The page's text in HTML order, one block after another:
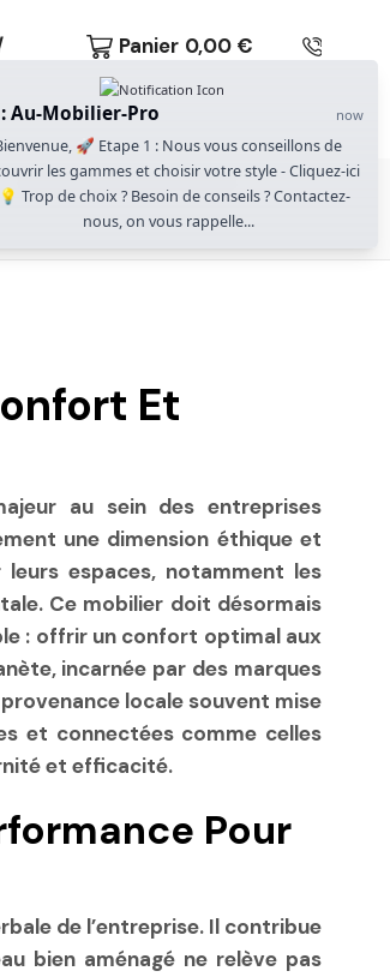
Panier 0,00 €
Gammes Gautier Office
Et
au sein des entreprises
une dimension éthique et
espaces, notamment les
Ce mobilier doit désormais
: offrir un confort optimal aux
incarnée par des marques
locale souvent mise
et connectées comme celles
et efficacité.
Pour
de l’entreprise. Il contribue
bien aménagé ne relève pas
: Au-Mobilier-Pro now
🚀 Etape 1 : Nous vous conseillons de
les gammes et choisir votre style - Cliquez-ici
Trop de choix ? Besoin de conseils ? Contactez-
nous, on vous rappelle...